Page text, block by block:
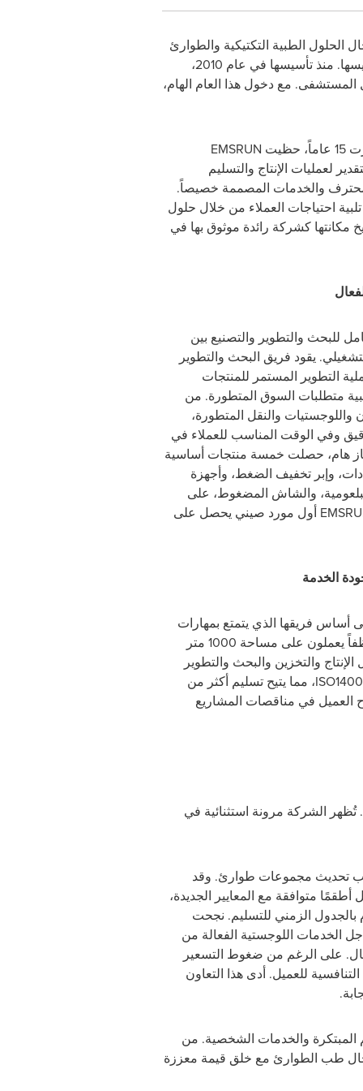
الحلول الطبية التكتيكية والطوارئ
الطبية قبل دخول المستشفى والحلول الطبية المدنية الطارئة هذا العام بالذكرى السنوية الخامسة عشرة لتأسيسها. منذ تأسيسها في عام 2010،
المستشفى. مع دخول هذا العام الهام،
EMSRUN
لعمليات الإنتاج والتسليم
والخدمات المصممة خصيصاً.
احتياجات العملاء من خلال حلول
كشركة رائدة موثوق بها في
للبحث والتطوير والتصنيع بين
يقود فريق البحث والتطوير
التطوير المستمر للمنتجات
متطلبات السوق المتطورة. من
واللوجستيات والنقل المتطورة،
وفي الوقت المناسب للعملاء في
هام، حصلت خمسة منتجات أساسية
وإبر تخفيف الضغط، وأجهزة
البلعومية، والشاش المضغوط، على
أول مورد صيني يحصل على
الخدمة
أساس فريقها الذي يتمتع بمهارات
عالية ويضم مطورين تقنيين ومتخصصين في الإنتاج ومراقبين للجودة ومتخصصين في دعم العملاء. مع 116 موظفاً يعملون على مساحة 1000 متر
والتخزين والبحث والتطوير
، مما يتيح تسليم أكثر من
العميل في مناقصات المشاريع
تُظهر الشركة مرونة استثنائية في
جديدة تتطلب تحديث مجموعات طوارئ. وقد
متوافقة مع المعايير الجديدة،
بالجدول الزمني للتسليم. نجحت
الخدمات اللوجستية الفعالة من
على الرغم من ضغوط التسعير
للعميل. أدى هذا التعاون
المبتكرة والخدمات الشخصية. من
طب الطوارئ مع خلق قيمة معززة